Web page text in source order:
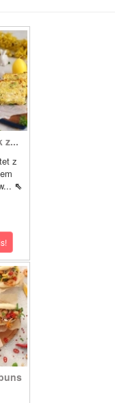
z...
z
⇖